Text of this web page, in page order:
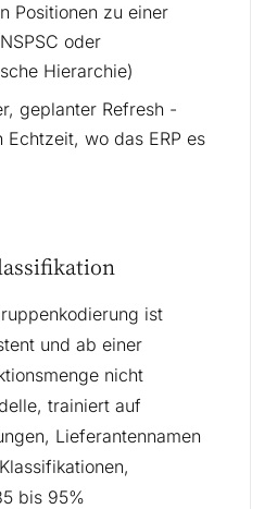
Positionen zu einer
oder
Hierarchie)
geplanter Refresh -
wo das ERP es
ist
und ab einer
nicht
trainiert auf
Lieferantennamen
bis 95%